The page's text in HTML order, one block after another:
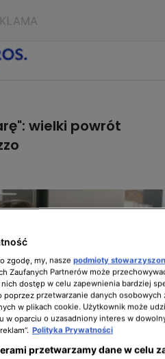
wielki powrót
zgodę, my, nasze podmioty
Zaufanych Partnerów może
dostęp w celu zapewnienia bardziej
poprzez przetwarzanie danych osobowych
w plikach cookie. Użytkownik może
w oparciu o uzasadniony interes w
Polityka Prywatności
przetwarzamy dane w celu